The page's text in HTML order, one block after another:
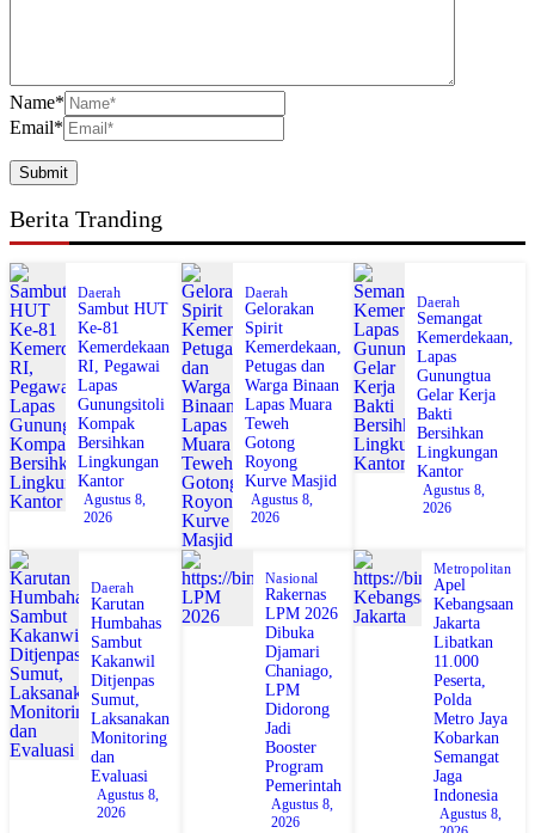
Name*
Email*
Berita Tranding
Daerah
Sambut HUT
Ke-81
Kemerdekaan
RI, Pegawai
Lapas
Gunungsitoli
Kompak
Bersihkan
Lingkungan
Kantor
Agustus 8,
2026
Daerah
Gelorakan
Spirit
Kemerdekaan,
Petugas dan
Warga Binaan
Lapas Muara
Teweh
Gotong
Royong
Kurve Masjid
Agustus 8,
2026
Daerah
Semangat
Kemerdekaan,
Lapas
Gunungtua
Gelar Kerja
Bakti
Bersihkan
Lingkungan
Kantor
Agustus 8,
2026
Daerah
Karutan
Humbahas
Sambut
Kakanwil
Ditjenpas
Sumut,
Laksanakan
Monitoring
dan
Evaluasi
Agustus 8,
2026
Nasional
Rakernas
LPM 2026
Dibuka
Djamari
Chaniago,
LPM
Didorong
Jadi
Booster
Program
Pemerintah
Agustus 8,
2026
Metropolitan
Apel
Kebangsaan
Jakarta
Libatkan
11.000
Peserta,
Polda
Metro Jaya
Kobarkan
Semangat
Jaga
Indonesia
Agustus 8,